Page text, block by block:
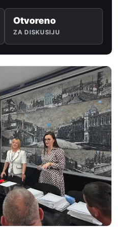
Otvoreno
ZA DISKUSIJU